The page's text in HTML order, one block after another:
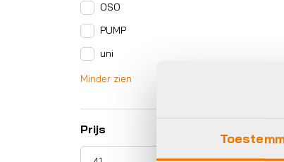
OSO
PUMP
uni
Minder zien
Prijs